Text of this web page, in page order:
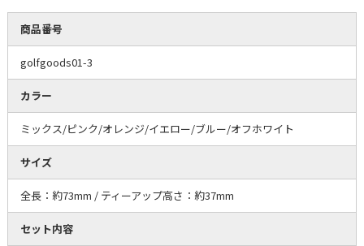
商品番号
golfgoods01-3
カラー
ミックス/ピンク/オレンジ/イエロー/ブルー/オフホワイト
サイズ
全長：約73mm / ティーアップ高さ：約37mm
セット内容